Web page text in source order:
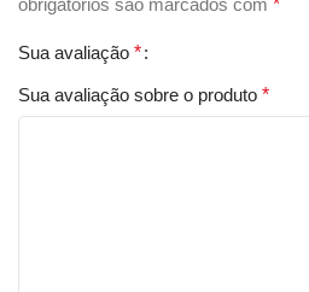
obrigatórios são marcados com *
Sua avaliação *
Sua avaliação sobre o produto *